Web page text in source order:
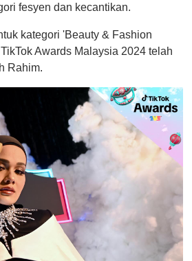
fesyen dan kecantikan.
kategori 'Beauty & Fashion
Awards Malaysia 2024 telah
Rahim.